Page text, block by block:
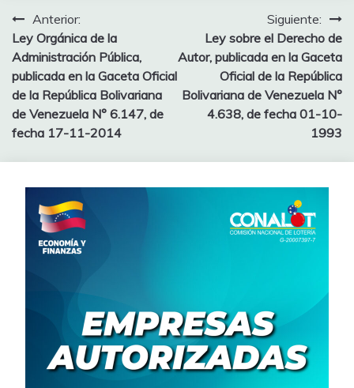
Anterior:
Ley Orgánica de la
Administración Pública,
publicada en la Gaceta Oficial
de la República Bolivariana
de Venezuela N° 6.147, de
fecha 17-11-2014
Siguiente:
Ley sobre el Derecho de
Autor, publicada en la Gaceta
Oficial de la República
Bolivariana de Venezuela N°
4.638, de fecha 01-10-
1993